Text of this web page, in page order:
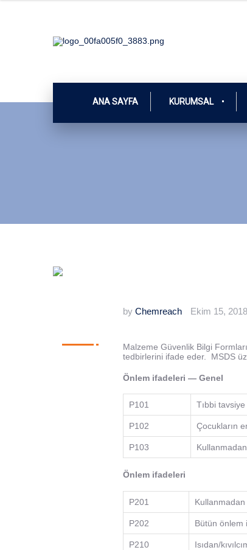
ANA SAYFA KURUMSAL
by Chemreach Ekim 15, 2018
Malzeme Güvenlik Bilgi
tedbirlerini ifade eder. MSDS
Önlem ifadeleri — Genel
P101 Tıbbi
P102 Çocukların
P103
Önlem ifadeleri
P201 Kullanmadan
P202 Bütün önlem
P210 Isıdan/